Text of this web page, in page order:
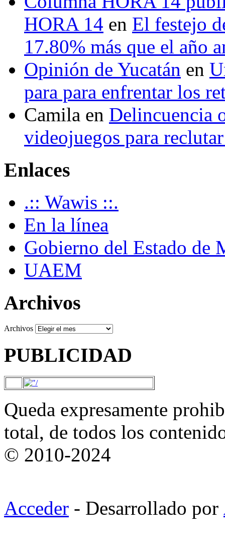
HORA 14 en El festejo
17.80% más que el año
Opinión de Yucatán en
para para enfrentar los
Camila en Delincuencia
videojuegos para
Enlaces
.:: Wawis ::.
En la línea
Gobierno del Estado de
UAEM
Archivos
Archivos
PUBLICIDAD
Queda expresamente
total, de todos los
© 2010-2024
Acceder - Desarrollado por